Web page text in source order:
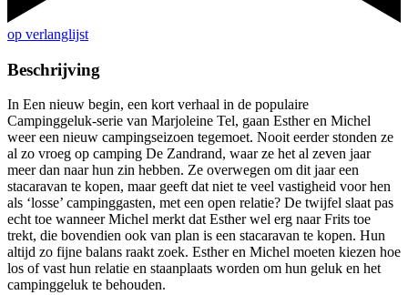
op verlanglijst
Beschrijving
In Een nieuw begin, een kort verhaal in de populaire
Campinggeluk-serie van Marjoleine Tel, gaan Esther en Michel
weer een nieuw campingseizoen tegemoet. Nooit eerder stonden ze
al zo vroeg op camping De Zandrand, waar ze het al zeven jaar
meer dan naar hun zin hebben. Ze overwegen om dit jaar een
stacaravan te kopen, maar geeft dat niet te veel vastigheid voor hen
als ‘losse’ campinggasten, met een open relatie? De twijfel slaat pas
echt toe wanneer Michel merkt dat Esther wel erg naar Frits toe
trekt, die bovendien ook van plan is een stacaravan te kopen. Hun
altijd zo fijne balans raakt zoek. Esther en Michel moeten kiezen hoe
los of vast hun relatie en staanplaats worden om hun geluk en het
campinggeluk te behouden.